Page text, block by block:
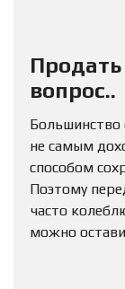
вопрос..
Большинство
не самым
способом
Поэтому
часто
можно